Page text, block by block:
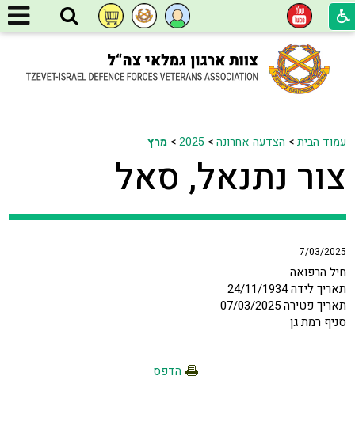
עמוד הבית> הצדעה אחרונה>
2025
>מרץ
צור נתנאל, סאל
7/03/2025
חיל הרפואה
תאריך לידה 24/11/1934
תאריך פטירה 07/03/2025
סניף רמת גן
הדפס